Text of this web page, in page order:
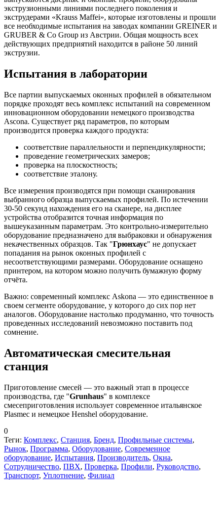
экструзионными линиями последнего поколения и
экструдерами «Krauss Maffei», которые изготовлены и прошли
все необходимые испытания на заводах компании GREINER и
GRUBER & Co Group из Австрии. Общая мощность всех
действующих предприятий находится в районе 50 линий
экструзии.
Испытания в лаборатории
Все партии выпускаемых оконных профилей в обязательном
порядке проходят весь комплекс испытаний на современном
инновационном оборудовании немецкого производства
Ascona. Существует ряд параметров, по которым
производится проверка каждого продукта:
соответствие параллельности и перпендикулярности;
проведение геометрических замеров;
проверка на плоскостность;
соответствие эталону.
Все измерения производятся при помощи сканирования
выбранного образца выпускаемых профилей. По истечении
30-50 секунд нахождения его на сканере, на дисплее
устройства отобразится точная информация по
вышеуказанным параметрам. Это контрольно-измерительно
оборудование предназначено для выбраковки и обнаружения
некачественных образцов. Так "Грюнхаус" не допускает
попадания на рынок оконных профилей с
несоответствующими размерами. Оборудование оснащено
принтером, на котором можно получить бумажную форму
отчёта.
Важно: современный комплекс Askona — это единственное в
своем сегменте оборудование, у которого до сих пор нет
аналогов. Оборудование настолько продуманно, что точность
проведенных исследований невозможно поставить под
сомнение.
Автоматическая смесительная
станция
Приготовление смесей — это важный этап в процессе
производства, где "Grunhaus" в комплексе
смесеприготовления использует современное итальянское
Plasmec и немецкое Henshel оборудование.
0
Теги: Комплекс, Станция, Бренд, Профильные системы,
Рынок, Программа, Оборудование, Современное
оборудование, Испытания, Производитель, Окна,
Сотрудничество, ПВХ, Проверка, Профили, Руководство,
Транспорт, Уплотнение, Филиал